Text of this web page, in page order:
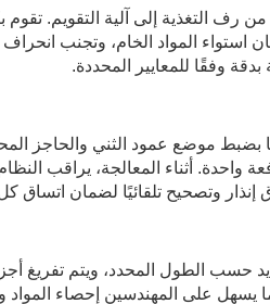
من رف التغذية إلى آلية التقويم.
المواد الخام، وتجنب انحراف
وفقًا للمعايير المحددة.
بضبط موضع عمود الثني والحاجز
واحدة. أثناء المعالجة، يراقب
وتصحيح تلقائيًا لضمان اتساق
حسب الطول المحدد، ويتم تفريغ أجزاء
يسهل على المهندسين إحصاء المواد